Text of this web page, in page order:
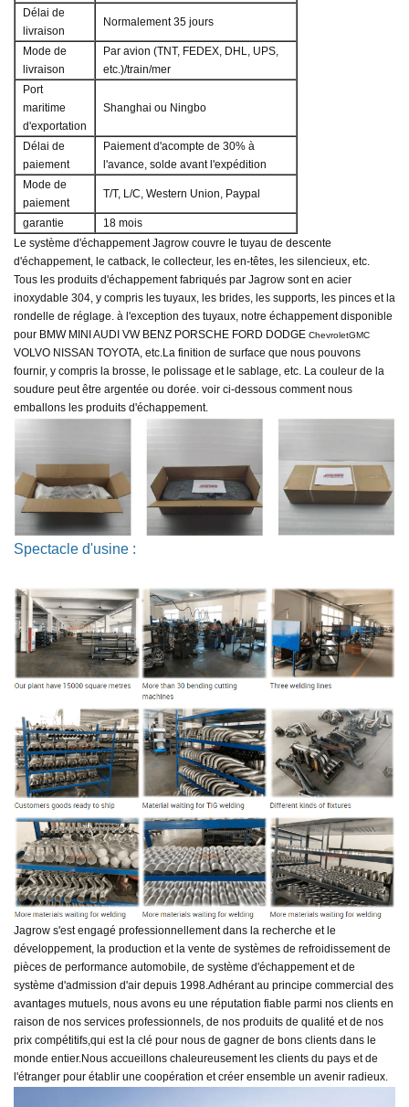
Délai de
livraison
Normalement 35 jours
Mode de
livraison
Par avion (TNT, FEDEX, DHL, UPS,
etc.)/train/mer
Port
maritime
d'exportation
Shanghai ou Ningbo
Délai de
paiement
Paiement d'acompte de 30% à
l'avance, solde avant l'expédition
Mode de
paiement
T/T, L/C, Western Union, Paypal
garantie
18 mois
Le système d'échappement Jagrow couvre le tuyau de descente
d'échappement, le catback, le collecteur, les en-têtes, les silencieux, etc.
Tous les produits d'échappement fabriqués par Jagrow sont en acier
inoxydable 304, y compris les tuyaux, les brides, les supports, les pinces et la
rondelle de réglage. à l'exception des tuyaux, notre échappement disponible
pour BMW MINI AUDI VW BENZ PORSCHE FORD DODGE ChevroletGMC
VOLVO NISSAN TOYOTA, etc. La finition de surface que nous pouvons
fournir, y compris la brosse, le polissage et le sablage, etc. La couleur de la
soudure peut être argentée ou dorée. voir ci-dessous comment nous
emballons les produits d'échappement.
Spectacle d'usine :
Jagrow s'est engagé professionnellement dans la recherche et le
développement, la production et la vente de systèmes de refroidissement de
pièces de performance automobile, de système d'échappement et de
système d'admission d'air depuis 1998.Adhérant au principe commercial des
avantages mutuels, nous avons eu une réputation fiable parmi nos clients en
raison de nos services professionnels, de nos produits de qualité et de nos
prix compétitifs,qui est la clé pour nous de gagner de bons clients dans le
monde entier.Nous accueillons chaleureusement les clients du pays et de
l'étranger pour établir une coopération et créer ensemble un avenir radieux.